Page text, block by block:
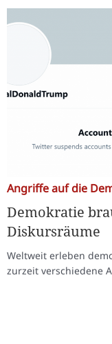
Angriffe auf die
Demokratie
Diskursräume
Weltweit erleben
zurzeit verschiedene